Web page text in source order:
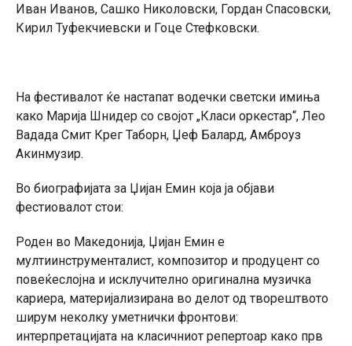
Иван Иванов, Сашко Николовски, Гордан Спасовски,
Кирил Туфекчиевски и Гоце Стефковски.
На фестивалот ќе настапат водечки светски имиња
како Марија Шнидер со својот „Класи оркестар“, Лео
Вадада Смит Крег Таборн, Џеф Балард, Амброуз
Акинмузир.
Во биографијата за Џијан Емин која ја објави
фестиовалот стои:
Роден во Македонија, Џијан Емин е
мултиинструменталист, композитор и продуцент со
повеќеслојна и исклучително оригинална музичка
кариера, материјализирана во делот од творештвото
ширум неколку уметнички фронтови:
интерпретацијата на класичниот репертоар како прв